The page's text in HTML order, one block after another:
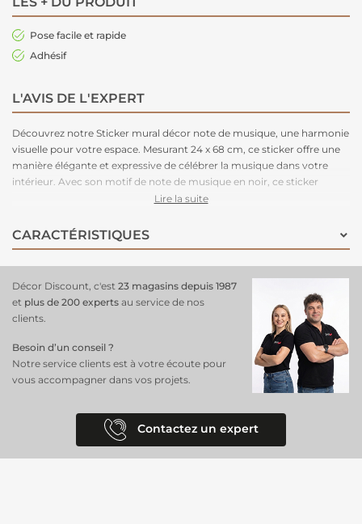
Pose facile et rapide
Adhésif
L'AVIS DE L'EXPERT
Découvrez notre Sticker mural décor note de musique, une harmonie
visuelle pour votre espace. Mesurant 24 x 68 cm, ce sticker offre une
manière élégante et expressive de célébrer la musique dans votre
intérieur. Avec son motif de note de musique en noir, ce sticker
ajoute une touche de sophistication et de dynamisme à vos murs.
tenue durable. Exprimez votre passion pour la musique avec notre
sticker mural décor note de musique noir.
Lire la suite
CARACTÉRISTIQUES
Décor Discount, c'est 23 magasins depuis 1987
et plus de 200 experts au service de nos
clients.
Besoin d’un conseil ?
Notre service clients est à votre écoute pour
vous accompagner dans vos projets.
Contactez un expert